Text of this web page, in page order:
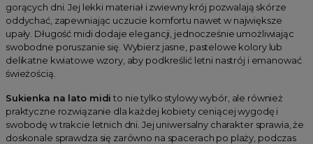
gorących dni. Jej lekki materiał i zwiewny krój pozwalają skórze
oddychać, zapewniając uczucie komfortu nawet w największe
upały. Długość midi dodaje elegancji, jednocześnie umożliwiając
swobodne poruszanie się. Wybierz jasne, pastelowe kolory lub
delikatne kwiatowe wzory, aby podkreślić letni nastrój i emanować
świeżością.
Sukienka na lato midi to nie tylko stylowy wybór, ale również
praktyczne rozwiązanie dla każdej kobiety ceniącej wygodę i
swobodę w trakcie letnich dni. Jej uniwersalny charakter sprawia, że
doskonale sprawdza się zarówno na spacerach po plaży, podczas